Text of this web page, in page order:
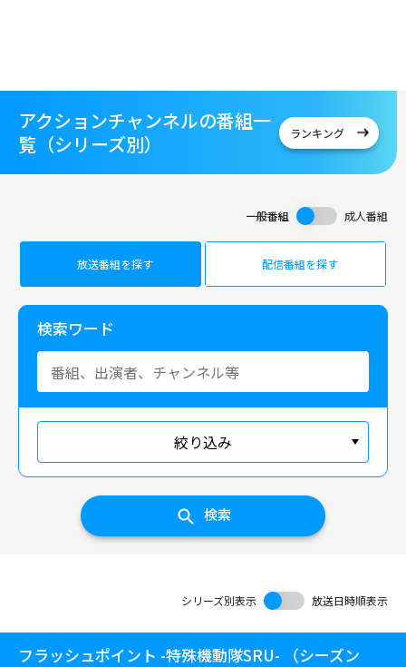
アクションチャンネルの番組一
覧（シリーズ別）
ランキング
一般番組 成人番組
放送番組を探す 配信番組を探す
検索ワード
絞り込み
検索
シリーズ別表示 放送日時順表示
フラッシュポイント -特殊機動隊SRU- （シーズン